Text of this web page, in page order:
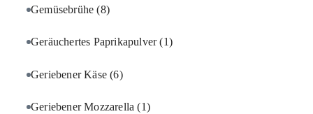
Gemüsebrühe(8)
Geräuchertes Paprikapulver(1)
Geriebener Käse(6)
Geriebener Mozzarella(1)